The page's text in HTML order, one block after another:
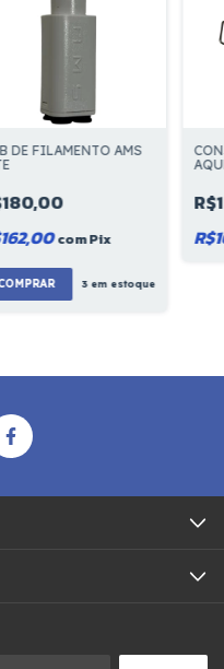
DE FILAMENTO AMS
comPix
3em estoque